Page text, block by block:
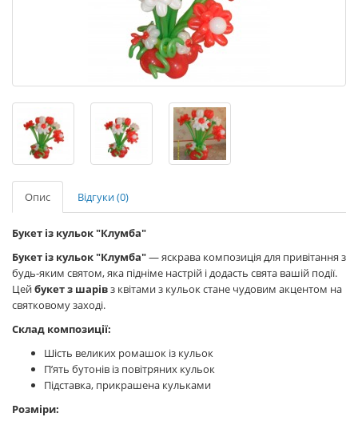
Опис Відгуки (0)
Букет із кульок "Клумба"
Букет із кульок "Клумба"— яскрава композиція для привітання з
будь-яким святом, яка підніме настрій і додасть свята вашій події.
Цейбукет з шарівз квітами з кульок стане чудовим акцентом на
святковому заході.
Склад композиції:
Шість великих ромашок із кульок
П’ять бутонів із повітряних кульок
Підставка, прикрашена кульками
Розміри: